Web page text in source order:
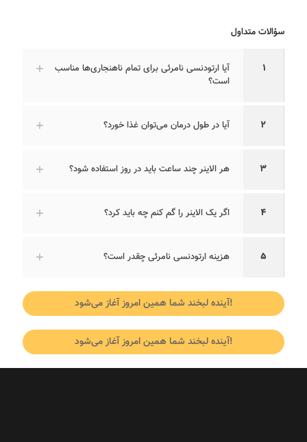
سؤالات متداول
1
آیا ارتودنسی نامرئی برای تمام ناهنجاری‌ها مناسب
است؟
2 آیا در طول درمان می‌توان غذا خورد؟
3 هر الاینر چند ساعت باید در روز استفاده شود؟
4 اگر یک الاینر را گم کنم چه باید کرد؟
5 هزینه ارتودنسی نامرئی چقدر است؟
آینده لبخند شما همین امروز آغاز می‌شود!
آینده لبخند شما همین امروز آغاز می‌شود!